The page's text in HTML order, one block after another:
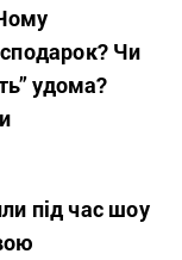
Чи
удома?
під час шоу